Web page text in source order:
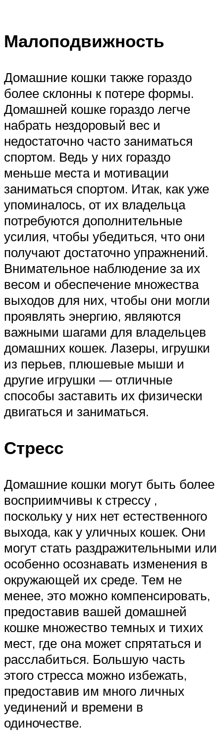
Малоподвижность
Домашние кошки также гораздо
более склонны к потере формы.
Домашней кошке гораздо легче
набрать нездоровый вес и
недостаточно часто заниматься
спортом. Ведь у них гораздо
меньше места и мотивации
заниматься спортом. Итак, как уже
упоминалось, от их владельца
потребуются дополнительные
усилия, чтобы убедиться, что они
получают достаточно упражнений.
Внимательное наблюдение за их
весом и обеспечение множества
выходов для них, чтобы они могли
проявлять энергию, являются
важными шагами для владельцев
домашних кошек. Лазеры, игрушки
из перьев, плюшевые мыши и
другие игрушки — отличные
способы заставить их физически
двигаться и заниматься.
Стресс
Домашние кошки могут быть более
восприимчивы к стрессу ,
поскольку у них нет естественного
выхода, как у уличных кошек. Они
могут стать раздражительными или
особенно осознавать изменения в
окружающей их среде. Тем не
менее, это можно компенсировать,
предоставив вашей домашней
кошке множество темных и тихих
мест, где она может спрятаться и
расслабиться. Большую часть
этого стресса можно избежать,
предоставив им много личных
уединений и времени в
одиночестве.